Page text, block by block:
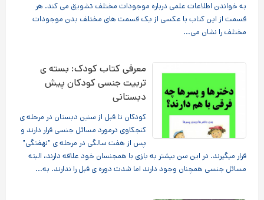
به خواندن اطلاعات علمی درباره موجودات مختلف تشویق می کند. هر
قسمت از این کتاب با عکسی از یک قسمت های مختلف بدن موجودات
مختلف را نشان می...
معرفی کتاب کودک: بسته ی
تربیت جنسی کودکان پیش
دبستانی
کودکان تا قبل از سنین دبستان در مرحله ی
کنجکاوی درمورد مسائل جنسی قرار دارند و
پس از هفت سالگی در مرحله ی "نهفتگی"
قرار میگیرند. در این سن بیشتر به بازی با همجنسان خود علاقه دارند، البته
مسائل جنسی همچنان وجود دارند اما شدت دوره ی قبل را ندارند. به...